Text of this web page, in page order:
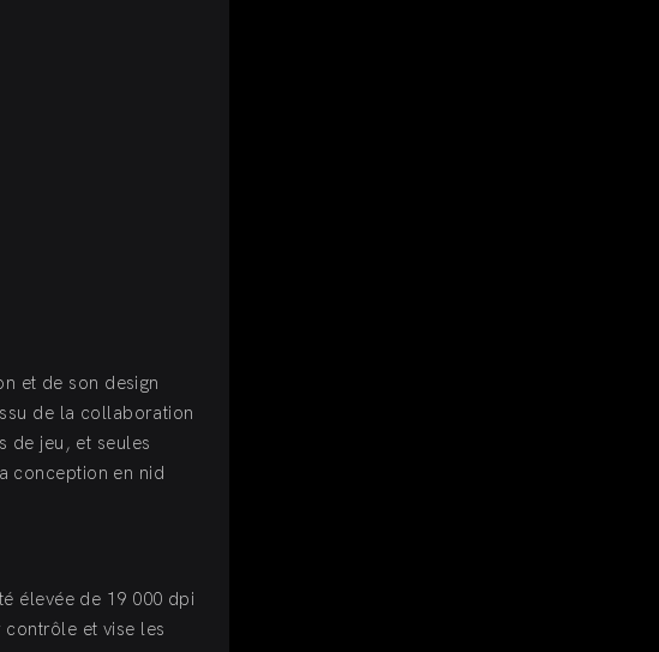
et de son design
de la collaboration
de jeu, et seules
conception en nid
élevée de 19 000 dpi
et vise les